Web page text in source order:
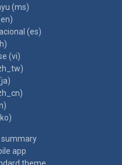
‎(ms)‎
‎(es)‎
‎(vi)‎
summary
app
theme